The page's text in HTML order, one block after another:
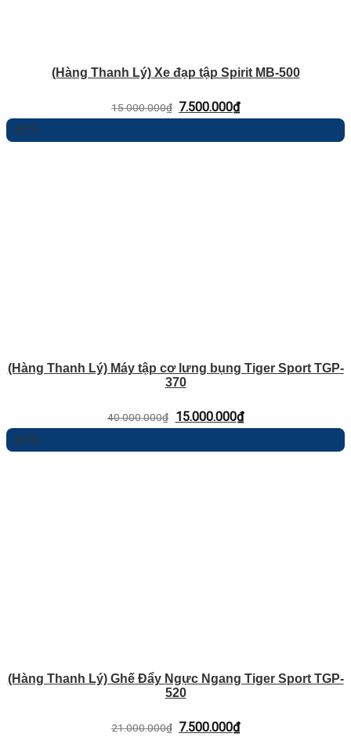
(Hàng Thanh Lý) Xe đạp tập Spirit MB-500
15.000.000₫ Giá
gốc
15.000.000₫.
7.500.000₫Giá
hiện
là:
-63%
(Hàng Thanh Lý) Máy tập cơ lưng bụng Tiger Sport TGP-
370
40.000.000₫ Giá
gốc
40.000.000₫.
15.000.000₫Giá
hiện
là:
-64%
(Hàng Thanh Lý) Ghế Đẩy Ngực Ngang Tiger Sport TGP-
520
21.000.000₫ Giá
7.500.000₫Giá